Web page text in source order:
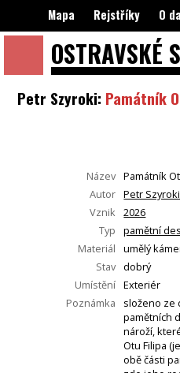
OSTRAVSKÉ
Mapa Rejstříky O
Petr Szyroki: Památník
Název Památník
Autor Petr Szyroki
Vznik 2026
Typ
pamětní
Materiál
umělý
Stav dobrý
Umístění Exteriér
Poznámka
složeno ze
pamětních
nároží,
Otu Filipa
obě části